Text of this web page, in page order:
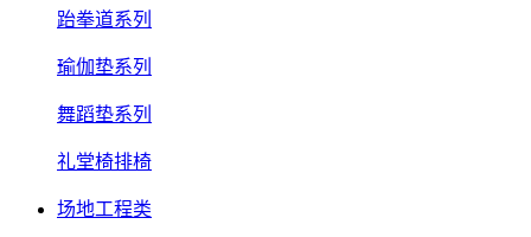
跆拳道系列
瑜伽垫系列
舞蹈垫系列
礼堂椅排椅
场地工程类